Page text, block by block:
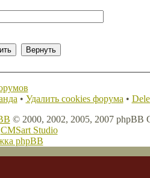
• Удалить cookies форума•
© 2000, 2002, 2005, 2007 phpBB
CMSart Studio
phpBB